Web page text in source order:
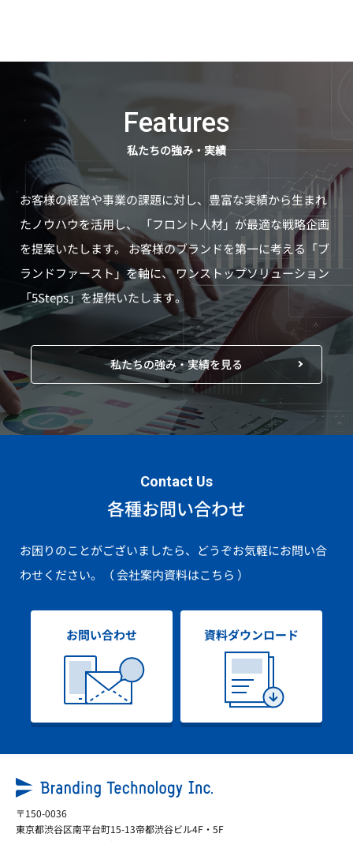
Features
私たちの強み・実績
お客様の経営や事業の課題に対し、豊富な実績から生まれ
たノウハウを活用し、
「フロント人材」が最適な戦略企画
を提案いたします。
お客様のブランドを第一に考える「ブ
ランドファースト」を軸に、ワンストップソリューション
「5Steps」を提供いたします。
私たちの強み・実績を見る
Contact Us
各種お問い合わせ
お困りのことがございましたら、どうぞお気軽にお問い合
わせください。
（ 会社案内資料はこちら ）
お問い合わせ 資料ダウンロード
〒150-0036
東京都渋谷区南平台町15-13帝都渋谷ビル4F・5F